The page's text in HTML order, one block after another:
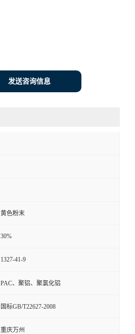
发送咨询信息
黄色粉末
30%
1327-41-9
PAC、聚铝、聚氯化铝
国标GB/T22627-2008
重庆万州